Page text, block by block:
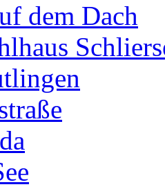
dem Dach